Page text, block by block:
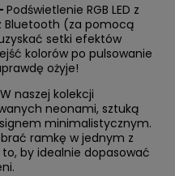
Podświetlenie RGB LED z
Bluetooth (za pomocą
setki efektów
kolorów po pulsowanie
ożyje!
W naszej kolekcji
neonami, sztuką
minimalistycznym.
ramkę w jednym z
by idealnie dopasować